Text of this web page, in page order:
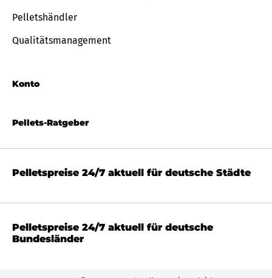
Pellets-Ratgeber
Pelletshändler
Qualitätsmanagement
Konto
Pelletspreise 24/7 aktuell für deutsche Städte
Pelletspreise 24/7 aktuell für deutsche
Bundesländer